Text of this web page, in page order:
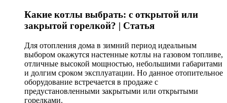
Какие котлы выбрать: с открытой или
закрытой горелкой? | Статья
Для отопления дома в зимний период идеальным
выбором окажутся настенные котлы на газовом топливе,
отличные высокой мощностью, небольшими габаритами
и долгим сроком эксплуатации. Но данное отопительное
оборудование встречается в продаже с
предустановленными закрытыми или открытыми
горелками.